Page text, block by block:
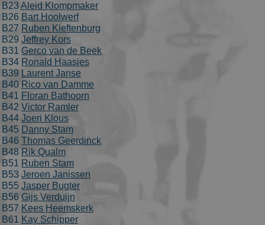
B23 Aleid Klompmaker
B26 Bart Hoolwerf
B27 Ruben Kieftenburg
B29 Jeffrey Kors
B31 Gerco van de Beek
B34 Ronald Haasjes
B39 Laurent Janse
B40 Rico van Damme
B41 Floran Bathoorn
B42 Victor Ramler
B44 Joeri Klous
B45 Danny Stam
B46 Thomas Geerdinck
B48 Rik Qualm
B51 Ruben Stam
B53 Jeroen Janissen
B55 Jasper Bugter
B56 Gijs Verduijn
B57 Kees Heemskerk
B61 Kay Schipper
_ga